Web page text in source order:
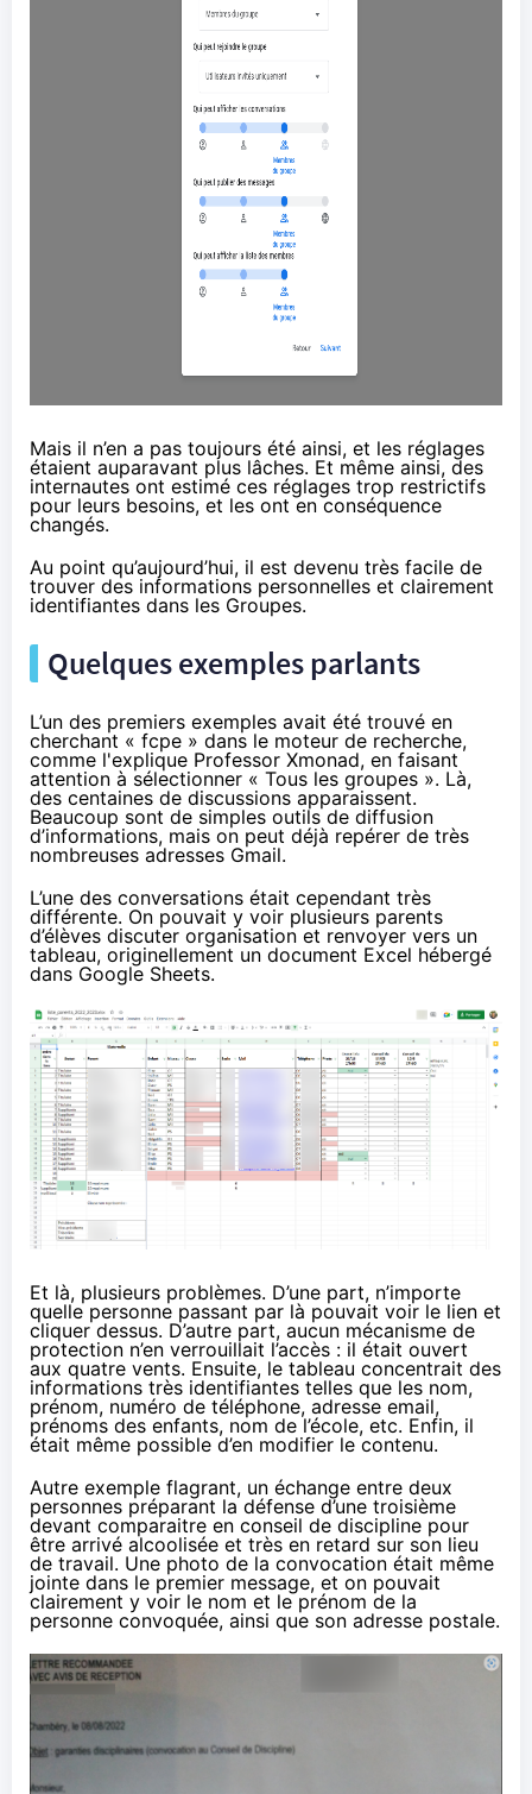
Mais il n’en a pas toujours été ainsi, et les réglages
étaient auparavant plus lâches. Et même ainsi, des
internautes ont estimé ces réglages trop restrictifs
pour leurs besoins, et les ont en conséquence
changés.
Au point qu’aujourd’hui, il est devenu très facile de
trouver des informations personnelles et clairement
identifiantes dans les Groupes.
Quelques exemples parlants
L’un des premiers exemples avait été trouvé en
cherchant « fcpe » dans le moteur de recherche,
comme l'explique Professor Xmonad, en faisant
attention à sélectionner « Tous les groupes ». Là,
des centaines de discussions apparaissent.
Beaucoup sont de simples outils de diffusion
d’informations, mais on peut déjà repérer de très
nombreuses adresses Gmail.
L’une des conversations était cependant très
différente. On pouvait y voir plusieurs parents
d’élèves discuter organisation et renvoyer vers un
tableau, originellement un document Excel hébergé
dans Google Sheets.
Et là, plusieurs problèmes. D’une part, n’importe
quelle personne passant par là pouvait voir le lien et
cliquer dessus. D’autre part, aucun mécanisme de
protection n’en verrouillait l’accès : il était ouvert
aux quatre vents. Ensuite, le tableau concentrait des
informations très identifiantes telles que les nom,
prénom, numéro de téléphone, adresse email,
prénoms des enfants, nom de l’école, etc. Enfin, il
était même possible d’en modifier le contenu.
Autre exemple flagrant, un échange entre deux
personnes préparant la défense d’une troisième
devant comparaitre en conseil de discipline pour
être arrivé alcoolisée et très en retard sur son lieu
de travail. Une photo de la convocation était même
jointe dans le premier message, et on pouvait
clairement y voir le nom et le prénom de la
personne convoquée, ainsi que son adresse postale.